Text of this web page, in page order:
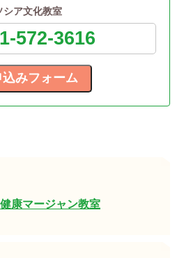
シア文化教室
572-3616
康マージャン教室